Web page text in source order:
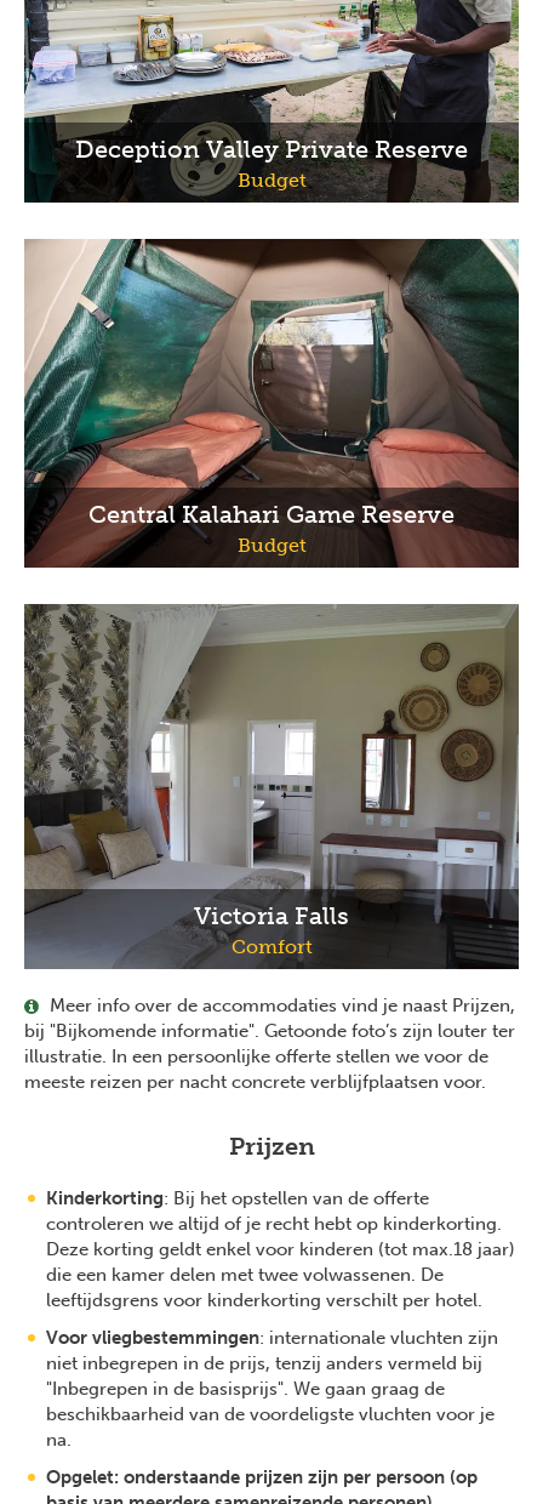
Deception Valley Private Reserve
Budget
Central Kalahari Game Reserve
Budget
Victoria Falls
Comfort
Meer info over de accommodaties vind je naast Prijzen,
bij "Bijkomende informatie". Getoonde foto’s zijn louter ter
illustratie. In een persoonlijke offerte stellen we voor de
meeste reizen per nacht concrete verblijfplaatsen voor.
Prijzen
Kinderkorting: Bij het opstellen van de offerte
controleren we altijd of je recht hebt op kinderkorting.
Deze korting geldt enkel voor kinderen (tot max.18 jaar)
die een kamer delen met twee volwassenen. De
leeftijdsgrens voor kinderkorting verschilt per hotel.
Voor vliegbestemmingen: internationale vluchten zijn
niet inbegrepen in de prijs, tenzij anders vermeld bij
"Inbegrepen in de basisprijs". We gaan graag de
beschikbaarheid van de voordeligste vluchten voor je
na.
Opgelet: onderstaande prijzen zijn per persoon (op